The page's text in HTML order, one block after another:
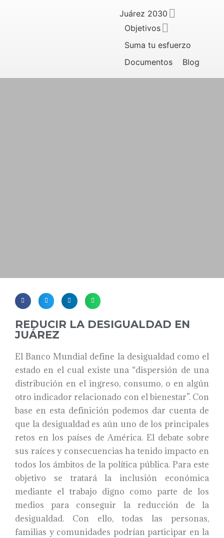
Juárez 2030
Objetivos
Suma tu esfuerzo
Documentos
Blog
REDUCIR LA DESIGUALDAD EN
JUÁREZ
El Banco Mundial define la desigualdad como el
estado en el cual existe una “dispersión de una
distribución en el ingreso, consumo, o en algún
otro indicador relacionado con el bienestar”. Con
base en esta definición podemos dar cuenta de
que la desigualdad es aún uno de los principales
retos en los países de América. El debate sobre
sus raíces y consecuencias ha tenido impacto en
todos los ámbitos de la política pública. Para este
objetivo se tratará la inclusión económica
mediante el trabajo digno como parte de los
medios para conseguir la reducción de la
desigualdad. Con ello, todas las personas,
familias y comunidades podrían participar en la